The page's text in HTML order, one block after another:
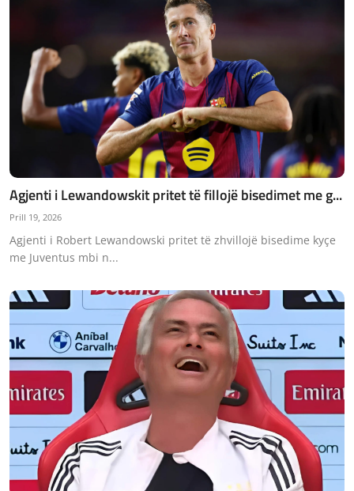
Agjenti i Lewandowskit pritet të fillojë bisedimet me g...
Prill 19, 2026
Agjenti i Robert Lewandowski pritet të zhvillojë bisedime kyçe
me Juventus mbi n...